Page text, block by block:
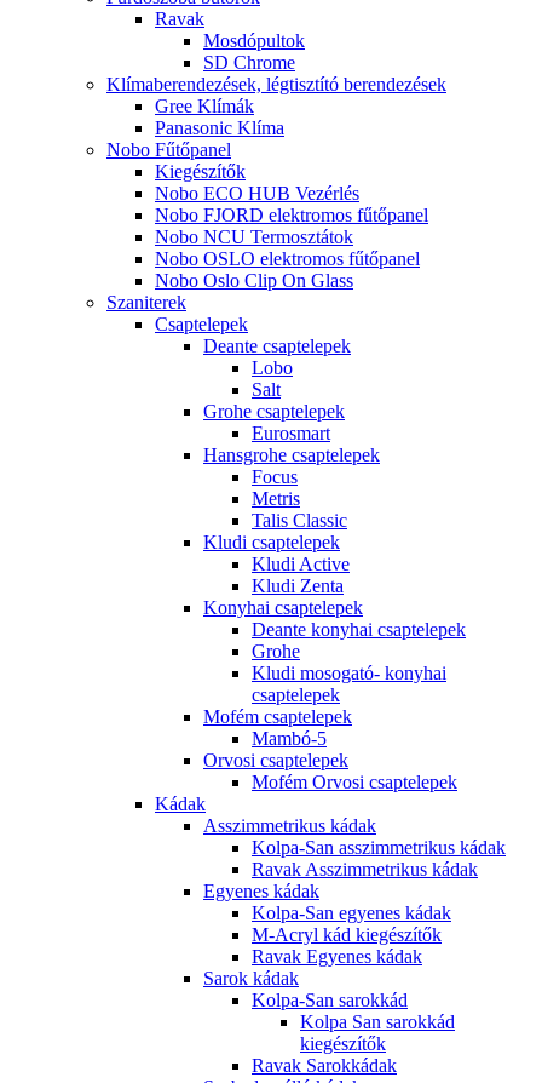
Ravak
Mosdópultok
SD Chrome
Klímaberendezések, légtisztító berendezések
Gree Klímák
Panasonic Klíma
Nobo Fűtőpanel
Kiegészítők
Nobo ECO HUB Vezérlés
Nobo FJORD elektromos fűtőpanel
Nobo NCU Termosztátok
Nobo OSLO elektromos fűtőpanel
Nobo Oslo Clip On Glass
Szaniterek
Csaptelepek
Deante csaptelepek
Lobo
Salt
Grohe csaptelepek
Eurosmart
Hansgrohe csaptelepek
Focus
Metris
Talis Classic
Kludi csaptelepek
Kludi Active
Kludi Zenta
Konyhai csaptelepek
Deante konyhai csaptelepek
Grohe
Kludi mosogató- konyhai
csaptelepek
Mofém csaptelepek
Mambó-5
Orvosi csaptelepek
Mofém Orvosi csaptelepek
Kádak
Asszimmetrikus kádak
Kolpa-San asszimmetrikus kádak
Ravak Asszimmetrikus kádak
Egyenes kádak
Kolpa-San egyenes kádak
M-Acryl kád kiegészítők
Ravak Egyenes kádak
Sarok kádak
Kolpa-San sarokkád
Kolpa San sarokkád
kiegészítők
Ravak Sarokkádak